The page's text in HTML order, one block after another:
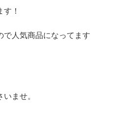
！
で人気商品になってます
ませ。